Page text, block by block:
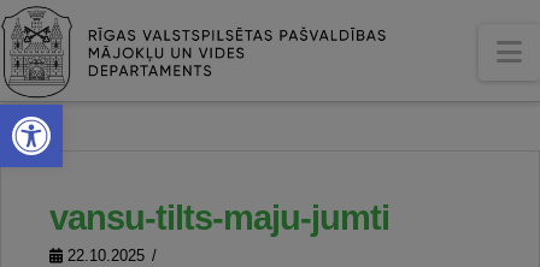
Open toolbar
vansu-tilts-maju-jumti
22.10.2025